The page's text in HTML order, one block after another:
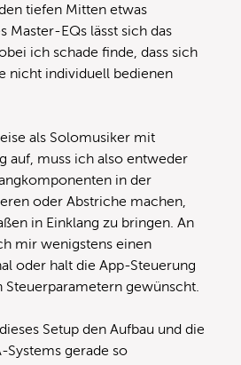
tiefen Mitten etwas
Master-EQs lässt sich das
ich schade finde, dass sich
nicht individuell bedienen
als Solomusiker mit
auf, muss ich also entweder
in der
oder Abstriche machen,
in Einklang zu bringen. An
mir wenigstens einen
oder halt die App-Steuerung
gewünscht.
Setup den Aufbau und die
Systems gerade so